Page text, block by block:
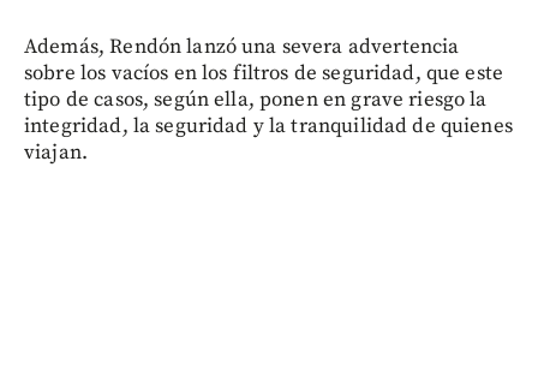
Además, Rendón lanzó una severa advertencia
sobre los vacíos en los filtros de seguridad, que este
tipo de casos, según ella, ponen en grave riesgo la
integridad, la seguridad y la tranquilidad de quienes
viajan.